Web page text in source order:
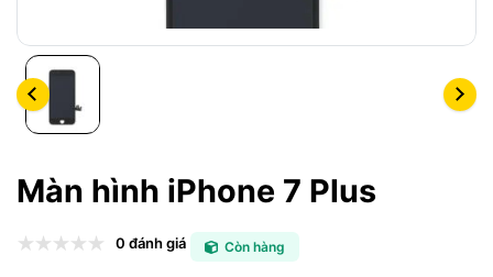
Màn hình iPhone 7 Plus
0 đánh giá Còn hàng